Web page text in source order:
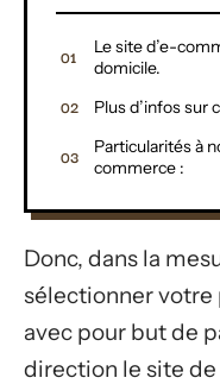
Le site d’e-
domicile.
Plus d’infos sur
Particularités à
commerce :
Donc, dans la
sélectionner votre
avec pour but de
direction le site